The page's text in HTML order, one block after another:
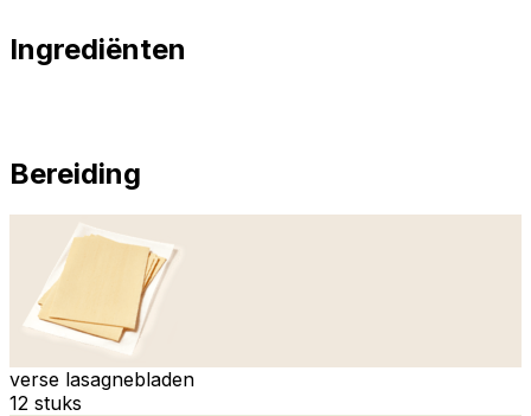
Ingrediënten
Bereiding
verse lasagnebladen
12 stuks